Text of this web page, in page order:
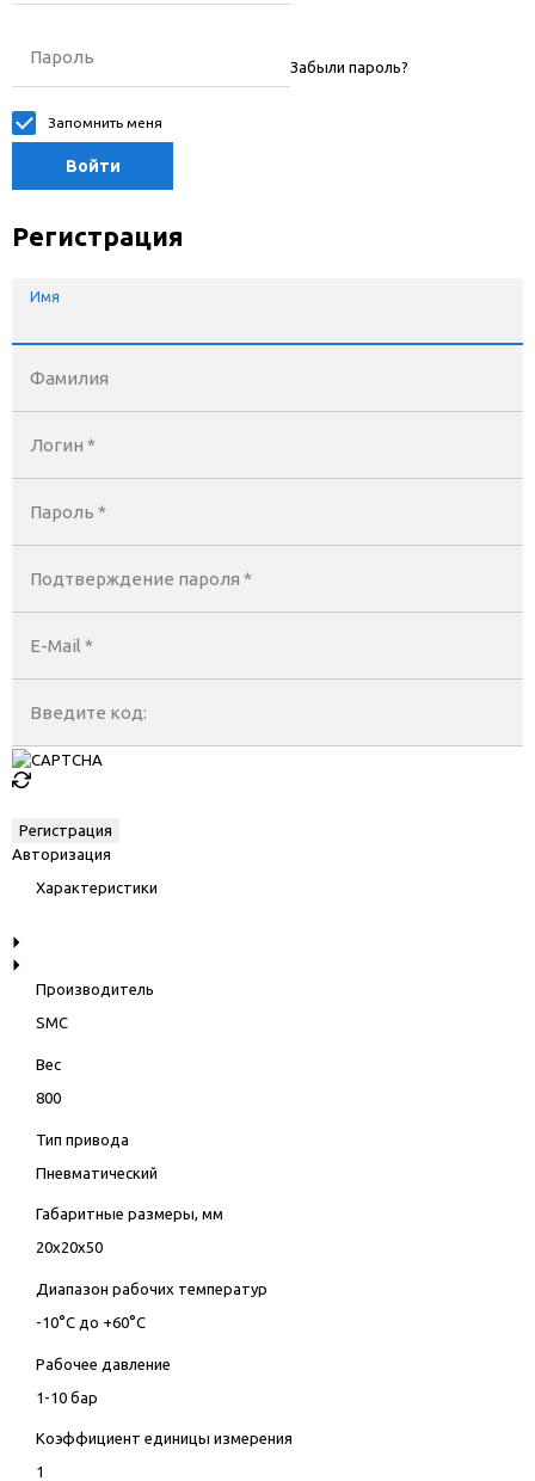
Пароль Забыли пароль?
Запомнить меня
Войти
Регистрация
Имя
Фамилия
Логин *
Пароль *
Подтверждение пароля *
E-Mail *
Введите код:
Авторизация
Характеристики
Производитель
SMC
Вес
800
Тип привода
Пневматический
Габаритные размеры, мм
20x20x50
Диапазон рабочих температур
-10°C до +60°C
Рабочее давление
1-10 бар
Коэффициент единицы измерения
1